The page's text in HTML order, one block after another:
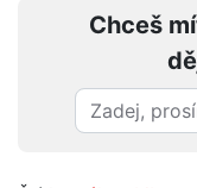
Chceš